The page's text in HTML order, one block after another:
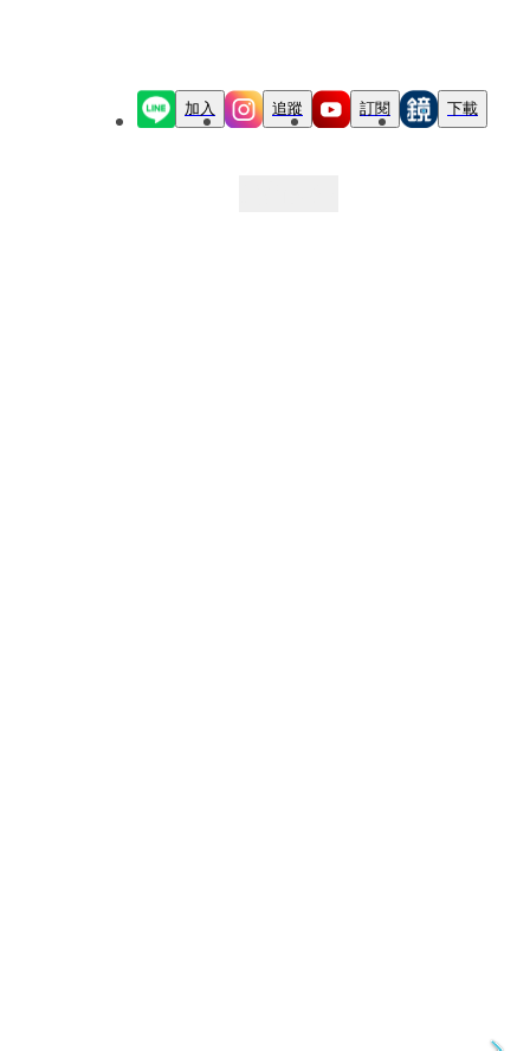
加入 追蹤 訂閱 下載